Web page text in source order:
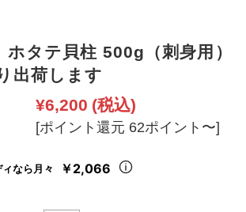
ホタテ貝柱 500g（刺身用）
出荷します
¥6,200 (税込)
[ポイント還元 62ポイント〜]
なら月々 ￥2,066